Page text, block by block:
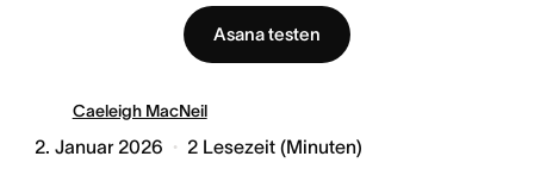
Asana testen
Caeleigh MacNeil
2. Januar 2026 2 Lesezeit (Minuten)